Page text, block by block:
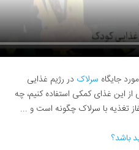
جایگاه سرلاک در رژیم غذایی
این غذای کمکی استفاده کنیم، چه
تغذیه با سرلاک چگونه است و ...